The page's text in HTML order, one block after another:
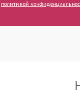
политикой